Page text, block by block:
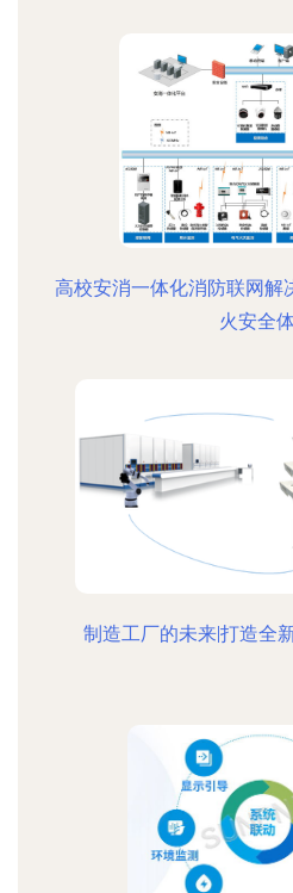
高校安消一体化消防联网解
火安全
制造工厂的未来|打造全